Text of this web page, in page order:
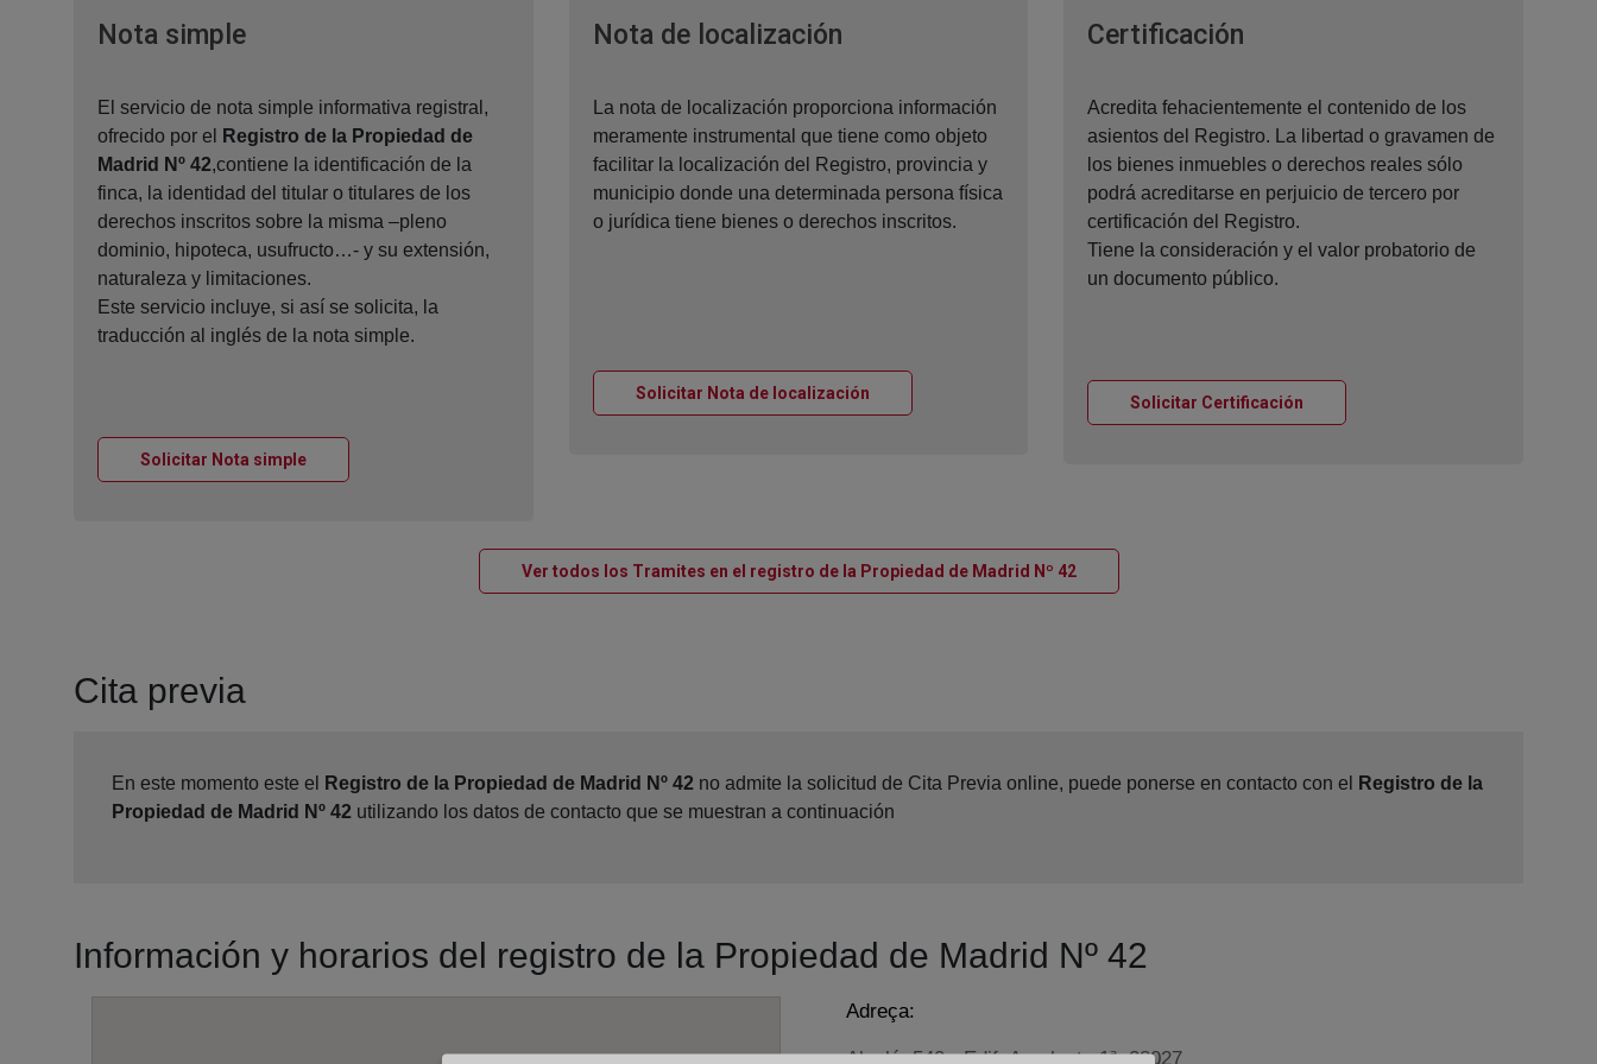
Nota simpleVentana nueva
El servicio de nota simple informativa registral,
ofrecido por el
Registro de la Propiedad de
Madrid Nº 42,contiene la identificación de la
finca, la identidad del titular o titulares de los
derechos inscritos sobre la misma –pleno
dominio, hipoteca, usufructo…- y su extensión,
naturaleza y limitaciones.
Este servicio incluye, si así se solicita, la
traducción al inglés de la nota simple.
Solicitar Nota simpleVentana nueva
Nota de localizaciónVentana nueva
La nota de localización proporciona información
meramente instrumental que tiene como objeto
facilitar la localización del Registro, provincia y
municipio donde una determinada persona física
o jurídica tiene bienes o derechos inscritos.
Solicitar Nota de localizaciónVentana nueva
Certificación
Acredita fehacientemente el contenido de los
asientos del Registro. La libertad o gravamen de
los bienes inmuebles o derechos reales sólo
podrá acreditarse en perjuicio de tercero por
certificación del Registro.
Tiene la consideración y el valor probatorio de
un documento público.
Solicitar Certificación
Ver todos los Tramites en el registro de la Propiedad de Madrid Nº 42Ventana nueva
Cita previa
En este momento este el Registro de la Propiedad de Madrid Nº 42 no admite la solicitud de Cita Previa online, puede ponerse en contacto con el
Registro de la
Propiedad de Madrid Nº 42 utilizando los datos de contacto que se muestran a continuación
Información y horarios del registro de la Propiedad de Madrid Nº 42
Adreça:
Alcalá, 540 - Edif. A - planta 1ª, 28027